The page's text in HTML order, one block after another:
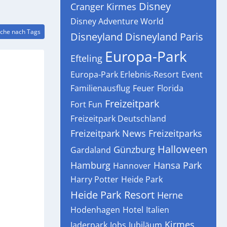
nach Tags
Cranger Kirmes Disney
Disney Adventure World
Disneyland Disneyland Paris
Efteling Europa-Park
Europa-Park Erlebnis-Resort Event
Familienausflug Feuer Florida
Fort Fun Freizeitpark
Freizeitpark Deutschland
Freizeitpark News Freizeitparks
Gardaland Günzburg Halloween
Hamburg Hannover Hansa Park
Harry Potter Heide Park
Heide Park Resort Herne
Hodenhagen Hotel Italien
Kirmes